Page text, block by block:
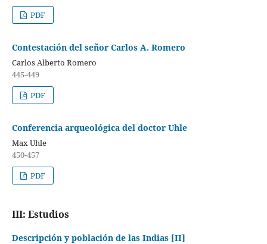
PDF
Contestación del señor Carlos A. Romero
Carlos Alberto Romero
445-449
PDF
Conferencia arqueológica del doctor Uhle
Max Uhle
450-457
PDF
III: Estudios
Descripción y población de las Indias [II]